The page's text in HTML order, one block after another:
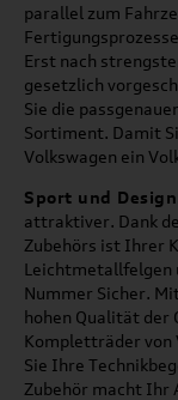
parallel zum
Erst nach
gesetzlich
Sie die
Sortiment. Damit
Volkswagen ein
Sport und Design
attraktiver. Dank
Zubehörs ist Ihrer
Leichtmetallfelgen
Nummer Sicher.
hohen Qualität der
Kompletträder von
Sie Ihre
Zubehör macht Ihr